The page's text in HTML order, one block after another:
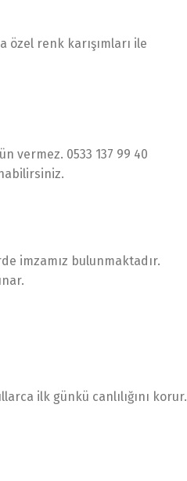
renk karışımları ile
vermez. 0533 137 99 40
imzamız bulunmaktadır.
ilk günkü canlılığını korur.